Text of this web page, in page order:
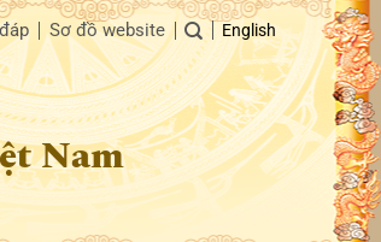
Sơ đồ website English
Nam